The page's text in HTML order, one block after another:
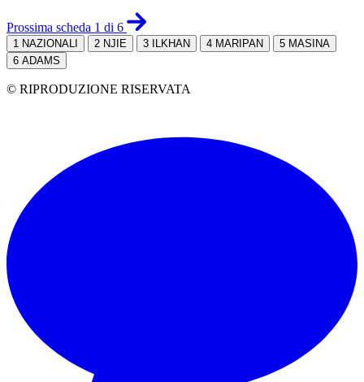
Prossima scheda 1 di 6
1 NAZIONALI 2 NJIE 3 ILKHAN 4 MARIPAN 5 MASINA
6 ADAMS
© RIPRODUZIONE RISERVATA